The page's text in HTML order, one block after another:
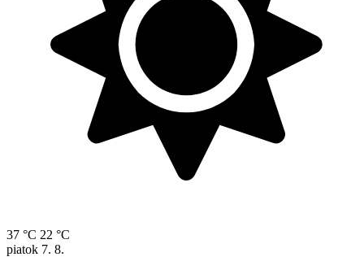
37 °C 22 °C
piatok 7. 8.